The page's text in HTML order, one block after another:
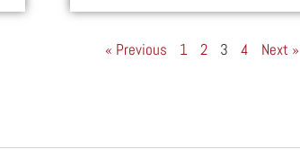
« Previous 1 2 3 4 Next »